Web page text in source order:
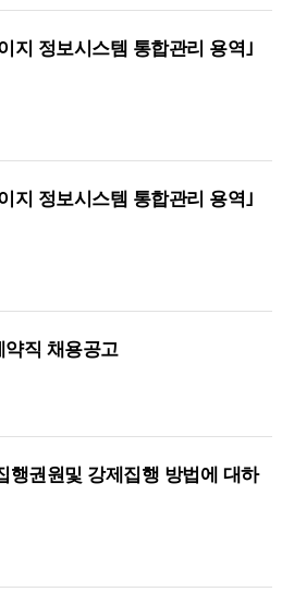
지 정보시스템 통합관리 용역｣
지 정보시스템 통합관리 용역｣
직 채용공고
행권원및 강제집행 방법에 대하